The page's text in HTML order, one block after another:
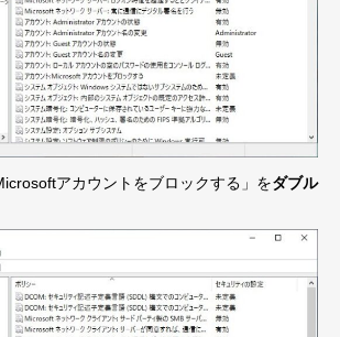
アカウントをブロックする」をダブル